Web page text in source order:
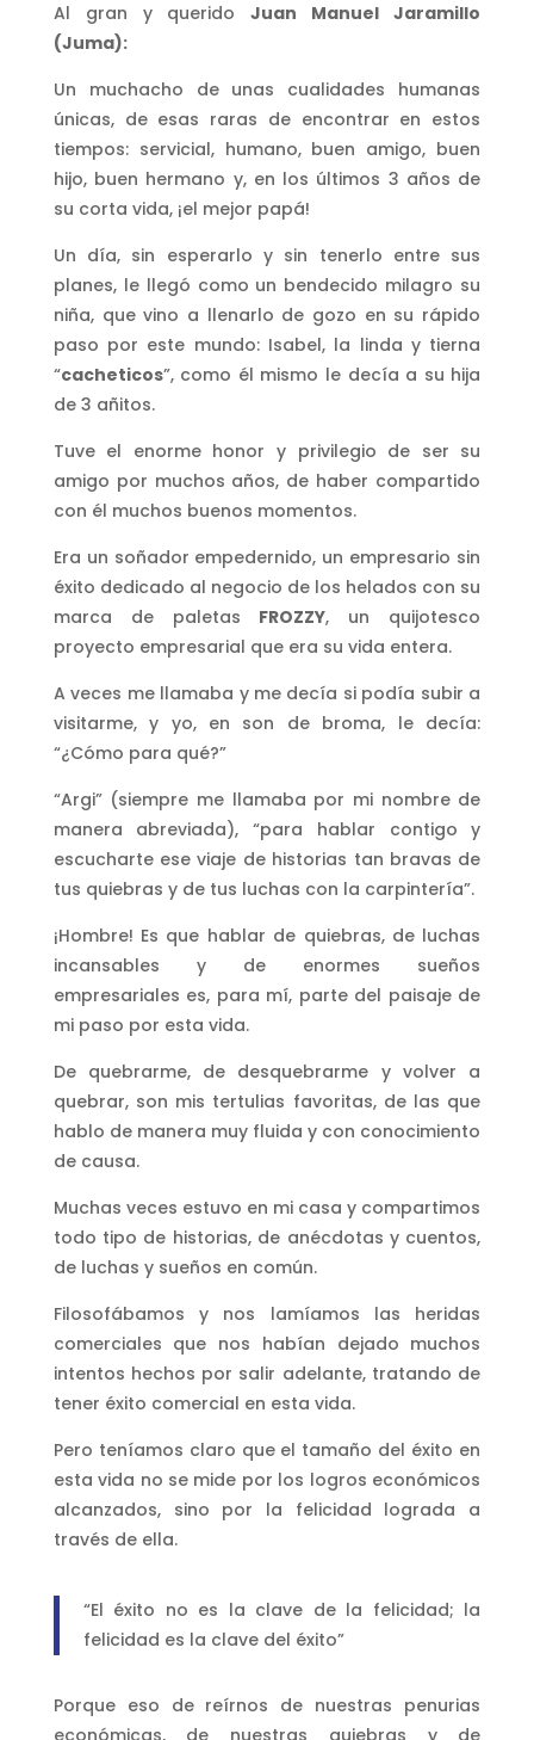
Al gran y queridoJuan Manuel Jaramillo
(Juma):
Un muchacho de unas cualidades humanas
únicas, de esas raras de encontrar en estos
tiempos: servicial, humano, buen amigo, buen
hijo, buen hermano y, en los últimos 3 años de
su corta vida, ¡el mejor papá!
Un día, sin esperarlo y sin tenerlo entre sus
planes, le llegó como un bendecido milagro su
niña, que vino a llenarlo de gozo en su rápido
paso por este mundo: Isabel, la linda y tierna
“cacheticos”, como él mismo le decía a su hija
de 3 añitos.
Tuve el enorme honor y privilegio de ser su
amigo por muchos años, de haber compartido
con él muchos buenos momentos.
Era un soñador empedernido, un empresario sin
éxito dedicado al negocio de los helados con su
marca de paletas FROZZY, un quijotesco
proyecto empresarial que era su vida entera.
A veces me llamaba y me decía si podía subir a
visitarme, y yo, en son de broma, le decía:
“¿Cómo para qué?”
“Argi” (siempre me llamaba por mi nombre de
manera abreviada), “para hablar contigo y
escucharte ese viaje de historias tan bravas de
tus quiebras y de tus luchas con la carpintería”.
¡Hombre! Es que hablar de quiebras, de luchas
incansables y de enormes sueños
empresariales es, para mí, parte del paisaje de
mi paso por esta vida.
De quebrarme, de desquebrarme y volver a
quebrar, son mis tertulias favoritas, de las que
hablo de manera muy fluida y con conocimiento
de causa.
Muchas veces estuvo en mi casa y compartimos
todo tipo de historias, de anécdotas y cuentos,
de luchas y sueños en común.
Filosofábamos y nos lamíamos las heridas
comerciales que nos habían dejado muchos
intentos hechos por salir adelante, tratando de
tener éxito comercial en esta vida.
Pero teníamos claro que el tamaño del éxito en
esta vida no se mide por los logros económicos
alcanzados, sino por la felicidad lograda a
través de ella.
“El éxito no es la clave de la felicidad; la
felicidad es la clave del éxito”
Porque eso de reírnos de nuestras penurias